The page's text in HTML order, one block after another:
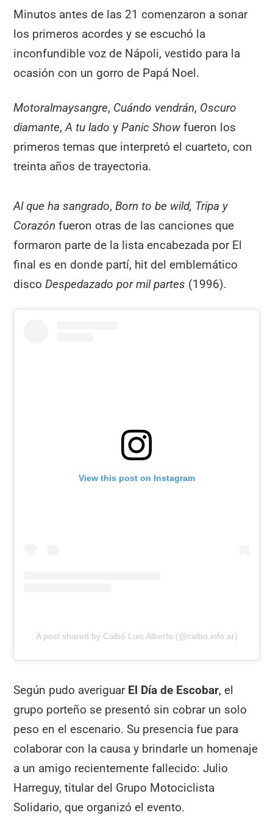
Minutos antes de las 21 comenzaron a sonar
los primeros acordes y se escuchó la
inconfundible voz de Nápoli, vestido para la
ocasión con un gorro de Papá Noel.
Motoralmaysangre, Cuándo vendrán, Oscuro
diamante,A tu lado yPanic Show fueron los
primeros temas que interpretó el cuarteto, con
treinta años de trayectoria.
Al que ha sangrado,Born to be wild, Tripa y
Corazón fueron otras de las canciones que
formaron parte de la lista encabezada por El
final es en donde partí, hit del emblemático
discoDespedazado por mil partes (1996).
View this post on Instagram
A post shared by Calbó Luis Alberto (@calbo.info.ar)
Según pudo averiguar El Día de Escobar, el
grupo porteño se presentó sin cobrar un solo
peso en el escenario. Su presencia fue para
colaborar con la causa y brindarle un homenaje
a un amigo recientemente fallecido: Julio
Harreguy, titular del Grupo Motociclista
Solidario, que organizó el evento.